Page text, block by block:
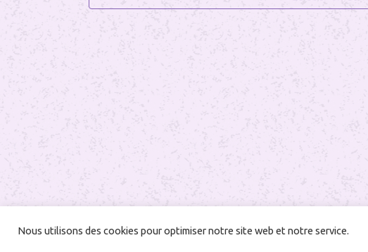
Nous utilisons des cookies pour optimiser notre site web et notre service.